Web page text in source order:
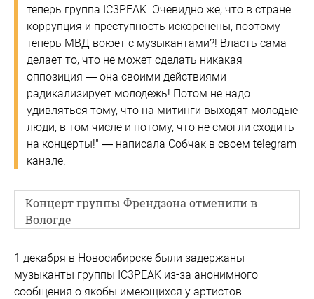
теперь группа IC3PEAK. Очевидно же, что в стране
коррупция и преступность искоренены, поэтому
теперь МВД воюет с музыкантами?! Власть сама
делает то, что не может сделать никакая
оппозиция — она своими действиями
радикализирует молодежь! Потом не надо
удивляться тому, что на митинги выходят молодые
люди, в том числе и потому, что не смогли сходить
на концерты!" — написала Собчак в своем telegram-
канале.
Концерт группы Френдзона отменили в
Вологде
1 декабря в Новосибирске были задержаны
музыканты группы IC3PEAK из-за анонимного
сообщения о якобы имеющихся у артистов